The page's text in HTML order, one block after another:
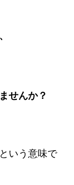
せんか？
いう意味で